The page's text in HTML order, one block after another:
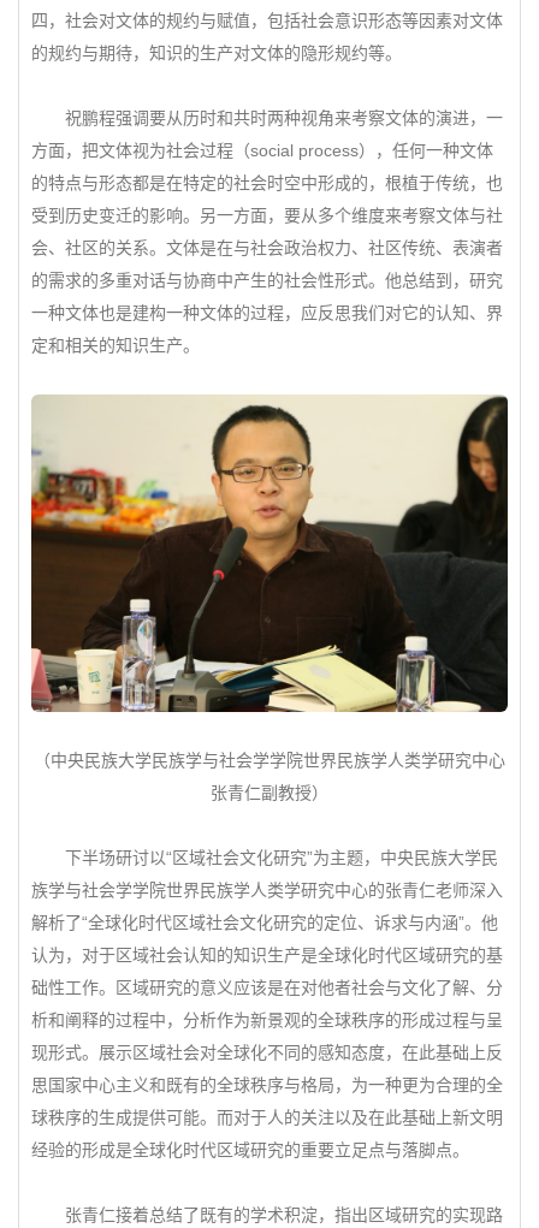
四，社会对文体的规约与赋值，包括社会意识形态等因素对文体
的规约与期待，知识的生产对文体的隐形规约等。
祝鹏程强调要从历时和共时两种视角来考察文体的演进，一
方面，把文体视为社会过程（social process），任何一种文体
的特点与形态都是在特定的社会时空中形成的，根植于传统，也
受到历史变迁的影响。另一方面，要从多个维度来考察文体与社
会、社区的关系。文体是在与社会政治权力、社区传统、表演者
的需求的多重对话与协商中产生的社会性形式。他总结到，研究
一种文体也是建构一种文体的过程，应反思我们对它的认知、界
定和相关的知识生产。
（中央民族大学民族学与社会学学院世界民族学人类学研究中心
张青仁副教授）
下半场研讨以“区域社会文化研究”为主题，中央民族大学民
族学与社会学学院世界民族学人类学研究中心的张青仁老师深入
解析了“全球化时代区域社会文化研究的定位、诉求与内涵”。他
认为，对于区域社会认知的知识生产是全球化时代区域研究的基
础性工作。区域研究的意义应该是在对他者社会与文化了解、分
析和阐释的过程中，分析作为新景观的全球秩序的形成过程与呈
现形式。展示区域社会对全球化不同的感知态度，在此基础上反
思国家中心主义和既有的全球秩序与格局，为一种更为合理的全
球秩序的生成提供可能。而对于人的关注以及在此基础上新文明
经验的形成是全球化时代区域研究的重要立足点与落脚点。
张青仁接着总结了既有的学术积淀，指出区域研究的实现路